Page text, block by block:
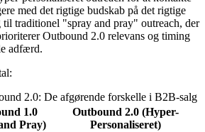
med det rigtige budskab på det rigtige
traditionel "spray and pray" outreach, der
Outbound 2.0 relevans og timing
adfærd.
2.0: De afgørende forskelle i B2B-salg
1.0
Pray)
Outbound 2.0 (Hyper-
Personaliseret)